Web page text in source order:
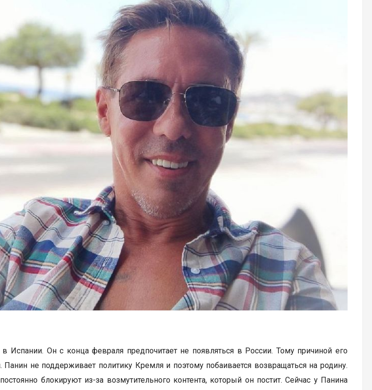
Испании. Он с конца февраля предпочитает не появляться в России. Тому причиной его
Панин не поддерживает политику Кремля и поэтому побаивается возвращаться на родину.
блокируют из-за возмутительного контента, который он постит. Сейчас у Панина